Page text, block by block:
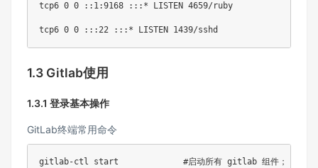
tcp6 0 0 ::1:9168 :::* LISTEN 4659/ruby
1.3 Gitlab使用
1.3.1 登录基本操作
GitLab终端常用命令
gitlab-ctl start             #启动所有 gitlab 组件；